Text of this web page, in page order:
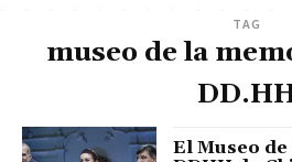
TAG
museo de la
El Museo